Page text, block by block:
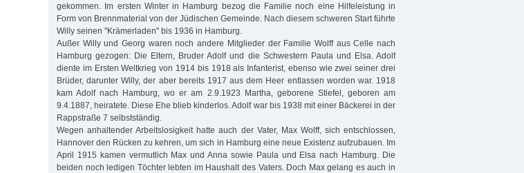
gekommen. Im ersten Winter in Hamburg bezog die Familie noch eine Hilfeleistung in
Form von Brennmaterial von der Jüdischen Gemeinde. Nach diesem schweren Start führte
Willy seinen "Krämerladen" bis 1936 in Hamburg.
Außer Willy und Georg waren noch andere Mitglieder der Familie Wolff aus Celle nach
Hamburg gezogen: Die Eltern, Bruder Adolf und die Schwestern Paula und Elsa. Adolf
diente im Ersten Weltkrieg von 1914 bis 1918 als Infanterist, ebenso wie zwei seiner drei
Brüder, darunter Willy, der aber bereits 1917 aus dem Heer entlassen worden war. 1918
kam Adolf nach Hamburg, wo er am 2.9.1923 Martha, geborene Stiefel, geboren am
9.4.1887, heiratete. Diese Ehe blieb kinderlos. Adolf war bis 1938 mit einer Bäckerei in der
Rappstraße 7 selbstständig.
Wegen anhaltender Arbeitslosigkeit hatte auch der Vater, Max Wolff, sich entschlossen,
Hannover den Rücken zu kehren, um sich in Hamburg eine neue Existenz aufzubauen. Im
April 1915 kamen vermutlich Max und Anna sowie Paula und Elsa nach Hamburg. Die
beiden noch ledigen Töchter lebten im Haushalt des Vaters. Doch Max gelang es auch in